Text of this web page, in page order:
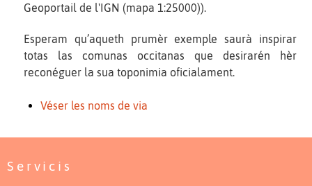
Geoportail de l'IGN (mapa 1:25000)).
Esperam qu’aqueth prumèr exemple saurà inspirar
totas las comunas occitanas que desirarén hèr
reconéguer la sua toponimia oficialament.
Véser les noms de via
Servicis